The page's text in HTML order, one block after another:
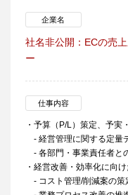
企業名
社名非公開：ECの売
ー
仕事内容
・予算（P/L）策定、予実
- 経営管理に関する定量
- 各部門・事業責任者と
・経営改善・効率化に向
- コスト管理/削減案の策